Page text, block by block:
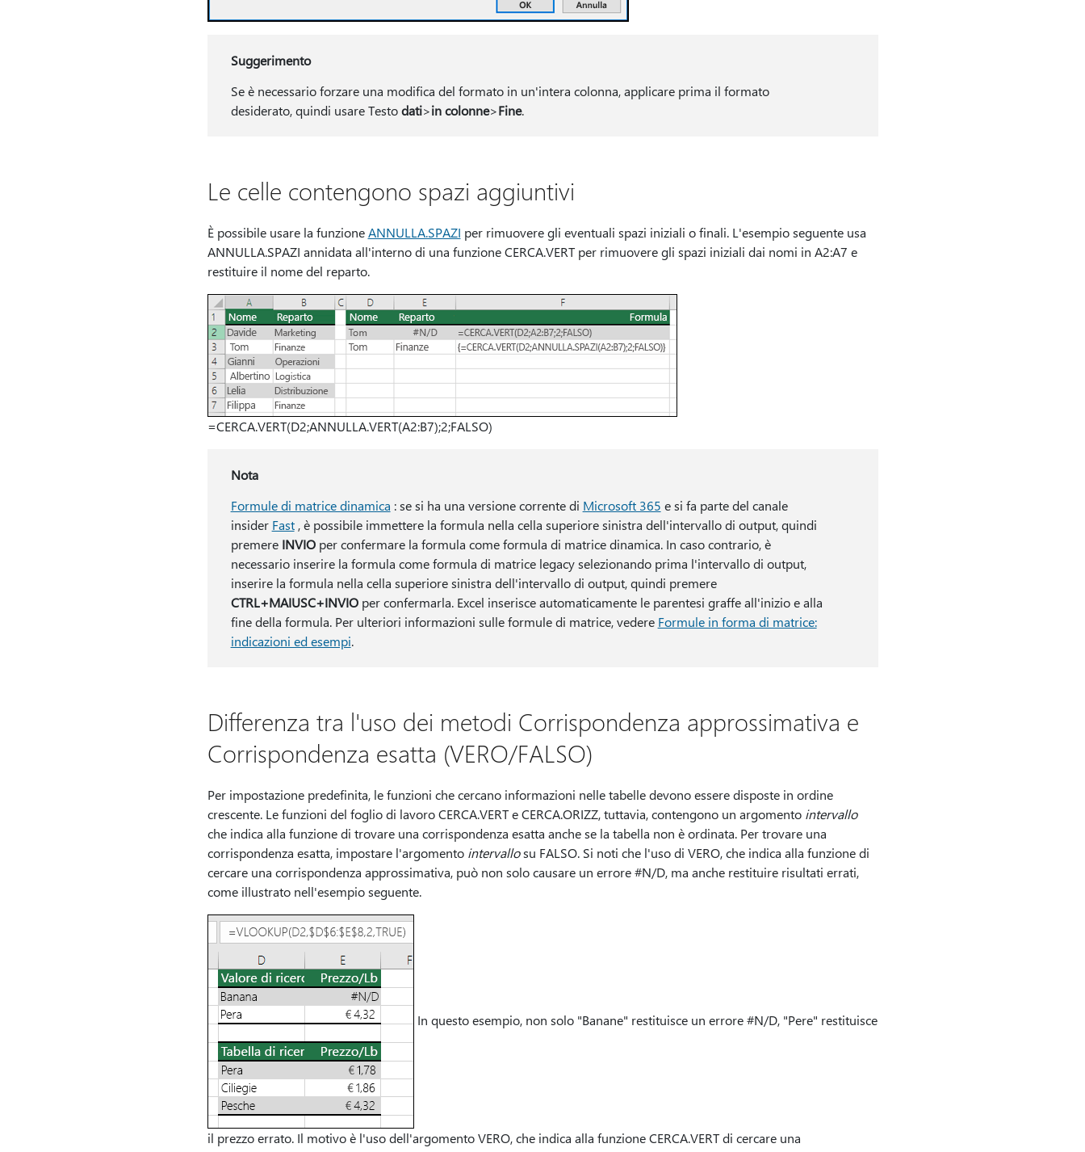
Suggerimento
Se è necessario forzare una modifica del formato in un'intera colonna, applicare prima il formato
desiderato, quindi usare Testodati>in colonne>Fine.
Le celle contengono spazi aggiuntivi
È possibile usare la funzioneANNULLA.SPAZI per rimuovere gli eventuali spazi iniziali o finali. L'esempio seguente usa
ANNULLA.SPAZI annidata all'interno di una funzione CERCA.VERT per rimuovere gli spazi iniziali dai nomi in A2:A7 e
restituire il nome del reparto.
=CERCA.VERT(D2;ANNULLA.VERT(A2:B7);2;FALSO)
Nota
Formule di matrice dinamica : se si ha una versione corrente di Microsoft 365 e si fa parte del canale
insider Fast, è possibile immettere la formula nella cella superiore sinistra dell'intervallo di output, quindi
premere INVIOper confermare la formula come formula di matrice dinamica. In caso contrario, è
necessario inserire la formula come formula di matrice legacy selezionando prima l'intervallo di output,
inserire la formula nella cella superiore sinistra dell'intervallo di output, quindi premere
CTRL+MAIUSC+INVIOper confermarla. Excel inserisce automaticamente le parentesi graffe all'inizio e alla
fine della formula. Per ulteriori informazioni sulle formule di matrice, vedere Formule in forma di matrice:
indicazioni ed esempi.
Differenza tra l'uso dei metodi Corrispondenza approssimativa e
Corrispondenza esatta (VERO/FALSO)
Per impostazione predefinita, le funzioni che cercano informazioni nelle tabelle devono essere disposte in ordine
crescente. Le funzioni del foglio di lavoro CERCA.VERT e CERCA.ORIZZ, tuttavia, contengono un argomento intervallo
che indica alla funzione di trovare una corrispondenza esatta anche se la tabella non è ordinata. Per trovare una
corrispondenza esatta, impostare l'argomento intervallosu FALSO. Si noti che l'uso di VERO, che indica alla funzione di
cercare una corrispondenza approssimativa, può non solo causare un errore #N/D, ma anche restituire risultati errati,
come illustrato nell'esempio seguente.
In questo esempio, non solo "Banane" restituisce un errore #N/D, "Pere" restituisce
il prezzo errato. Il motivo è l'uso dell'argomento VERO, che indica alla funzione CERCA.VERT di cercare una